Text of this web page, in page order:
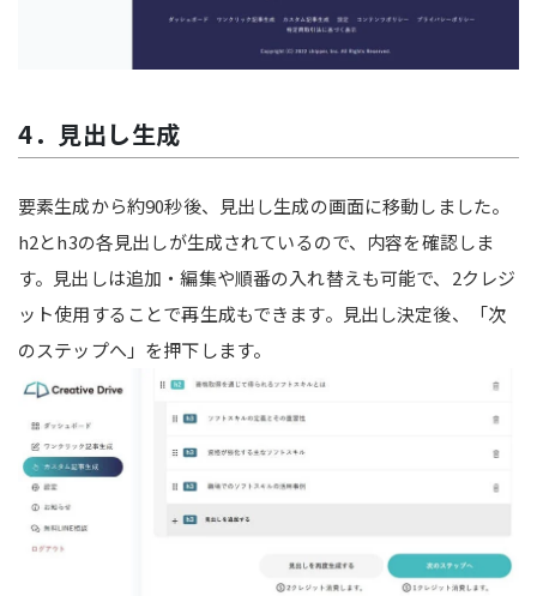
4．見出し生成
要素生成から約90秒後、見出し生成の画面に移動しました。
h2とh3の各見出しが生成されているので、内容を確認しま
す。見出しは追加・編集や順番の入れ替えも可能で、2クレジ
ット使用することで再生成もできます。見出し決定後、「次
のステップへ」を押下します。